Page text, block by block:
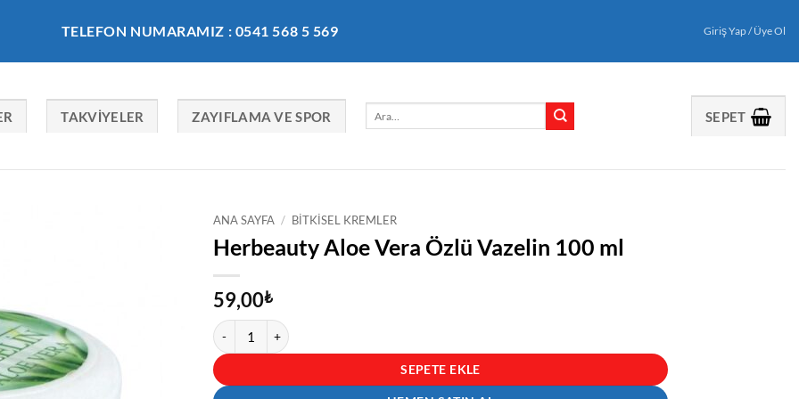
TELEFON NUMARAMIZ : 0541 568 5 569 Giriş Yap / Üye Ol
TAKVIYELER ZAYIFLAMA VE SPOR SEPET
ANA SAYFA / BITKISEL KREMLER
Herbeauty Aloe Vera Özlü Vazelin 100 ml
59,00₺
Herbeauty Aloe Vera Özlü Vazelin 100 ml adet
SEPETE EKLE